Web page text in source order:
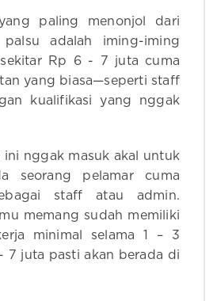
paling menonjol dari
palsu adalah iming-iming
Rp 6 - 7 juta cuma
yang biasa—seperti staff
kualifikasi yang nggak
ini nggak masuk akal untuk
seorang pelamar cuma
staff atau admin.
memang sudah memiliki
minimal selama 1 – 3
7 juta pasti akan berada di